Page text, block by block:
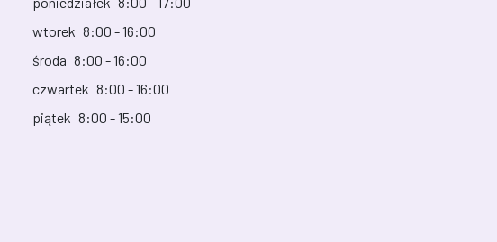
wtorek 8:00 - 16:00
środa 8:00 - 16:00
czwartek 8:00 - 16:00
piątek 8:00 - 15:00